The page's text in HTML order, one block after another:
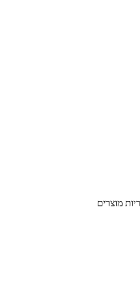
מוצרים